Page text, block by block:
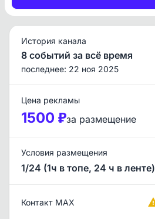
История канала
8 событий за всё время
последнее: 22 ноя 2025
Цена рекламы
1500 ₽за размещение
Условия размещения
1/24 (1ч в топе, 24 ч в ленте)
Контакт MAX